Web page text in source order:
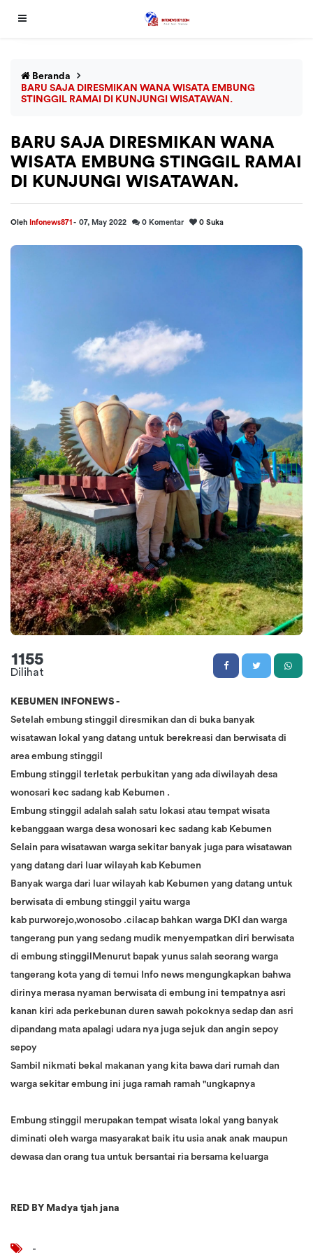
Beranda
BARU SAJA DIRESMIKAN WANA WISATA EMBUNG
STINGGIL RAMAI DI KUNJUNGI WISATAWAN.
BARU SAJA DIRESMIKAN WANA
WISATA EMBUNG STINGGIL RAMAI
DI KUNJUNGI WISATAWAN.
Oleh Infonews871 - 07, May 2022 0 Komentar 0 Suka
1155
Dilihat
KEBUMEN INFONEWS -
Setelah embung stinggil diresmikan dan di buka banyak
wisatawan lokal yang datang untuk berekreasi dan berwisata di
area embung stinggil
Embung stinggil terletak perbukitan yang ada diwilayah desa
wonosari kec sadang kab Kebumen .
Embung stinggil adalah salah satu lokasi atau tempat wisata
kebanggaan warga desa wonosari kec sadang kab Kebumen
Selain para wisatawan warga sekitar banyak juga para wisatawan
yang datang dari luar wilayah kab Kebumen
Banyak warga dari luar wilayah kab Kebumen yang datang untuk
berwisata di embung stinggil yaitu warga
kab purworejo,wonosobo .cilacap bahkan warga DKI dan warga
tangerang pun yang sedang mudik menyempatkan diri berwisata
di embung stinggilMenurut bapak yunus salah seorang warga
tangerang kota yang di temui Info news mengungkapkan bahwa
dirinya merasa nyaman berwisata di embung ini tempatnya asri
kanan kiri ada perkebunan duren sawah pokoknya sedap dan asri
dipandang mata apalagi udara nya juga sejuk dan angin sepoy
sepoy
Sambil nikmati bekal makanan yang kita bawa dari rumah dan
warga sekitar embung ini juga ramah ramah "ungkapnya
Embung stinggil merupakan tempat wisata lokal yang banyak
diminati oleh warga masyarakat baik itu usia anak anak maupun
dewasa dan orang tua untuk bersantai ria bersama keluarga
RED BY Madya tjah jana
-